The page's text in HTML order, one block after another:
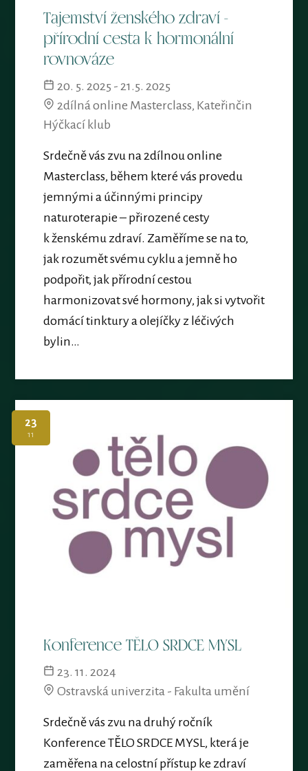
Tajemství ženského zdraví -
přírodní cesta k hormonální
rovnováze
20. 5. 2025 - 21.5. 2025
2dílná online Masterclass, Kateřinčin
Hýčkací klub
Srdečně vás zvu na 2dílnou online
Masterclass, během které vás provedu
jemnými a účinnými principy
naturoterapie – přirozené cesty
k ženskému zdraví. Zaměříme se na to,
jak rozumět svému cyklu a jemně ho
podpořit, jak přírodní cestou
harmonizovat své hormony, jak si vytvořit
domácí tinktury a olejíčky z léčivých
bylin…
23
11
Konference TĚLO SRDCE MYSL
23. 11. 2024
Ostravská univerzita - Fakulta umění
Srdečně vás zvu na druhý ročník
Konference TĚLO SRDCE MYSL, která je
zaměřena na celostní přístup ke zdraví